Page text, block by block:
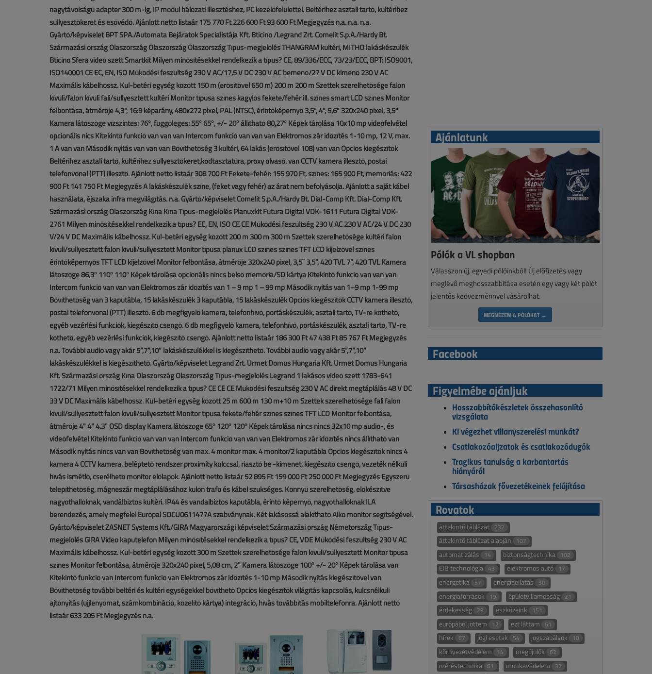
nagytávolságú adapter 300 m-ig, IP modul hálózati illesztéshez, PC kezelőfelülettel. Beltérihez asztali tartó, kültérihez
süllyesztőkeret és esővédő. Ajánlott nettó listaár 175 770 Ft 226 600 Ft 93 600 Ft Megjegyzés n.a. n.a. n.a.
Gyártó/képviselet BPT SPA./Automata Bejáratok Specialistája Kft. Bticino /Legrand Zrt. Comelit S.p.A./Hardy Bt.
Származási ország Olaszország Olaszország Olaszország Típus-megjelölés THANGRAM kültéri, MITHO lakáskészülék
Bticino Sfera videó szett Smartkit Milyen minősítésekkel rendelkezik a típus? CE, 89/336/ECC, 73/23/ECC, BPT: ISO9001,
ISO140001 CE EC, EN, ISO Működési feszültség 230 V AC/17,5 V DC 230 V AC bemenő/27 V DC kimenő 230 V AC
Maximális kábelhossz. Kül-betéri egység között 150 m (erősítővel 650 m) 200 m 200 m Szettek szerelhetősége falon
kívüli/falon kívüli fali/süllyesztett kültéri Monitor típusa színes kagylós fekete/fehér ill. színes smart LCD színes Monitor
felbontása, átmérője 4,3", 16:9 képarány, 480x272 pixel, PAL (NTSC), érintőképernyő 3,5", 4", 5,6" 320x240 pixel, 3,5"
Kamera látószöge vízszintes: 76°, függőleges: 55° 65°, +/- 20° állítható 80,27° Képek tárolása 10x10 mp videófelvétel
opcionális nics Kitekintő funkció van van van Intercom funkció van van van Elektromos zár időzítés 1-10 mp, 12 V, max.
1 A van van Második nyitás van van van Bővíthetőség 3 kültéri, 64 lakás (erősítővel 108) van van Opciós kiegészítők
Beltérihez asztali tartó, kültérihez süllyesztőkeret,kódtasztatúra, proxy olvasó. van CCTV kamera illesztő, postai
telefonvonal (PTT) illesztő. Ajánlott nettó listaár 308 700 Ft Fekete-fehér: 155 970 Ft, színes: 165 900 Ft, memóriás: 422
900 Ft 141 750 Ft Megjegyzés A lakáskészülék színe, (feket vagy fehér) az árat nem befolyásolja. Ajánlott a saját kábel
használata, éjszaka infra megvilágítás. n.a. Gyártó/képviselet Comelit S.p.A./Hardy Bt. Dial-Comp Kft. Dial-Comp Kft.
Származási ország Olaszország Kína Kína Típus-megjelölés Planuxkit Futura Digital VDK-1611 Futura Digital VDK-
2761 Milyen minősítésekkel rendelkezik a típus? EC, EN, ISO CE CE Működési feszültség 230 V AC 230 V AC/24 V DC 230
V/24 V DC Maximális kábelhossz. Kül-betéri egység között 200 m 300 m 300 m Szettek szerelhetősége kültéri falon
kívüli/süllyesztett falon kívüli/süllyesztett Monitor típusa planux LCD színes színes TFT LCD kijelzővel színes
érintőképernyős TFT LCD kijelzővel Monitor felbontása, átmérője 320x240 pixel, 3,5˝ 3,5”, 420 TVL 7”, 420 TVL Kamera
látószöge 86,3° 110° 110° Képek tárolása opcionális nincs belső memória/SD kártya Kitekintő funkció van van van
Intercom funkció van van van Elektromos zár időzítés van 1 – 9 mp 1 – 99 mp Második nyitás van 1–9 mp 1-99 mp
Bővíthetőség van 3 kaputábla, 15 lakáskészülék 3 kaputábla, 15 lakáskészülék Opciós kiegészítők CCTV kamera illesztő,
postai telefonvonal (PTT) illesztő. 6 db megfigyelő kamera, telefonhívó, portáskészülék, asztali tartó, TV-re köthető,
egyéb vezérlési funkciók, kiegészítő csengő. 6 db megfigyelő kamera, telefonhívó, portáskészülék, asztali tartó, TV-re
köthető, egyéb vezérlési funkciók, kiegészítő csengő. Ajánlott nettó listaár 186 300 Ft 47 438 Ft 85 767 Ft Megjegyzés
n.a. További audió vagy akár 5”,7”,10” lakáskészülékkel is kiegészíthető. További audió vagy akár 5”,7”,10”
lakáskészülékkel is kiegészíthető. Gyártó/képviselet Legrand Zrt. Urmet Domus Hungaria Kft. Urmet Domus Hungaria
Kft. Származási ország Kína Olaszország Olaszország Típus-megjelölés Legrand 1 lakásos videó szett 1783-641
1722/71 Milyen minősítésekkel rendelkezik a típus? CE CE CE Működési feszültség 230 V AC direkt megtáplálás 48 V DC
33 V DC Maximális kábelhossz. Kül-betéri egység között 25 m 600 m 130 m+10 m Szettek szerelhetősége fali falon
kívüli/süllyesztett falon kívüli/süllyesztett Monitor típusa fekete/fehér színes színes TFT LCD Monitor felbontása,
átmérője 4" 4" 4.3" OSD display Kamera látószöge 65° 120° 120° Képek tárolása nincs nincs 32x10 mp audio-, és
videófelvétel Kitekintő funkció van van van Intercom funkció van van van Elektromos zár időzítés nincs állítható van
Második nyitás nincs van van Bővíthetőség van max. 4 monitor max. 4 monitor/2 kaputábla Opciós kiegészítők nincs 4
kamera 4 CCTV kamera, beléptető rendszer proximity kulccsal, riasztó be -kimenet, kiegészítő csengő, vezeték nélküli
hívás ismétlő, cserélhető monitor előlapok. Ajánlott nettó listaár 52 895 Ft 159 000 Ft 250 000 Ft Megjegyzés Egyszerű
telepíthetőség, mágneszár megtáplálásához külön trafó és kábel szükséges. Könnyű szerelhetőség, előkészítve
nagyothallóknak, vandálbiztos kültéri. IP44 és vandalbiztos kaputábla, érintő képernyő, nagyothallóknak ILA
berendezés, amely megfelel Európai SOCU0611477A szabványnak. Két lakásossá alakítható Aiko monitor segítségével.
Gyártó/képviselet ZASNET Systems Kft./GIRA Magyarországi képviselet Származási ország Németország Típus-
megjelölés GIRA Video kaputelefon Milyen minősítésekkel rendelkezik a típus? CE, VDE Működési feszültség 230 V AC
Maximális kábelhossz. Kül-betéri egység között 300 m Szettek szerelhetősége falon kívüli/süllyesztett Monitor típusa
színes Monitor felbontása, átmérője 320x240 pixel, 5,08 cm, 2" Kamera látószöge 100° +/- 20° Képek tárolása van
Kitekintő funkció van Intercom funkció van Elektromos zár időzítés 1-10 mp Második nyitás kiegészítővel van
Bővíthetőség további beltéri és kültéri egységekkel bővíthető Opciós kiegészítők világítás kapcsolás, kulcsnélküli
ajtónyitás (ujjlenyomat, számkombináció, közelítő kártya) integráció, hívás továbbítás mobiltelefonra. Ajánlott nettó
listaár 633 205 Ft Megjegyzés n.a.
Ajánlatunk
Pólók a VL shopban
Válasszon új, egyedi pólóinkból! Új előfizetés vagy
meglévő meghosszabbítása esetén egy vagy két pólót
jelentős kedvezménnyel vásárolhat.
MEGNÉZEM A PÓLÓKAT →
Facebook
Figyelmébe ajánljuk
Hosszabbítókészletek összehasonlító
vizsgálata
Ki végezhet villanyszerelési munkát?
Csatlakozóaljzatok és csatlakozódugók
Tragikus tanulság a karbantartás
hiányáról
Társasházak fővezetékeinek felújítása
Rovatok
áttekintő táblázat 232
áttekintő táblázat alapján 107
automatizálás 14 biztonságtechnika 102
EIB technológia 43 elektromos autó 17
energetika 57 energiaellátás 30
energiaforrások 19 épületvillamosság 21
érdekesség 29 eszközeink 151
európából jöttem 12 ezt láttam 61
hírek 67 jogi esetek 54 jogszabályok 10
környezetvédelem 14 megújulók 62
méréstechnika 61 munkavédelem 37